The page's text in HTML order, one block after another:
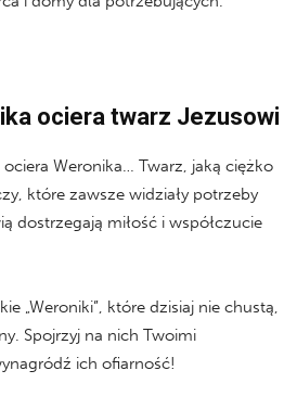
ociera twarz Jezusowi
Weronika… Twarz, jaką ciężko
które zawsze widziały potrzeby
dostrzegają miłość i współczucie
„Weroniki”, które dzisiaj nie chustą,
Spojrzyj na nich Twoimi
ich ofiarność!